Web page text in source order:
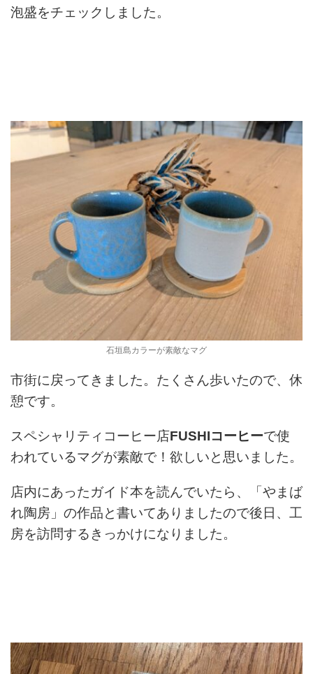
泡盛をチェックしました。
石垣島カラーが素敵なマグ
市街に戻ってきました。たくさん歩いたので、休
憩です。
スペシャリティコーヒー店FUSHIコーヒーで使
われているマグが素敵で！欲しいと思いました。
店内にあったガイド本を読んでいたら、「やまば
れ陶房」の作品と書いてありましたので後日、工
房を訪問するきっかけになりました。